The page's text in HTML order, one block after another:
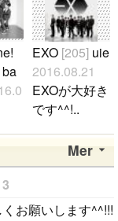
ba
다
EXO [205]uie
2016.08.21
EXOが大好き
です^^!..
Mer
お願いします^^!!!